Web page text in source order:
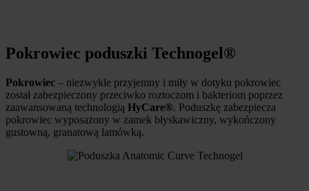
Pokrowiec poduszki Technogel®
Pokrowiec – niezwykle przyjemny i miły w dotyku pokrowiec
został zabezpieczony przeciwko roztoczom i bakteriom poprzez
zaawansowaną technologią HyCare®. Poduszkę zabezpiecza
pokrowiec wyposażony w zamek błyskawiczny, wykończony
gustowną, granatową lamówką.